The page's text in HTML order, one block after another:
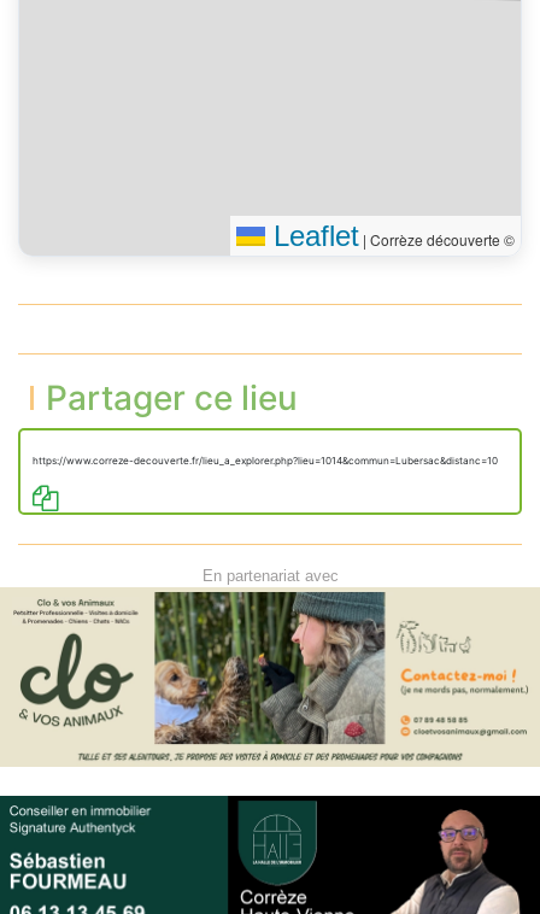
Leaflet | Corrèze découverte ©
Partager ce lieu
https://www.correze-decouverte.fr/lieu_a_explorer.php?lieu=1014&commun=Lubersac&distanc=10
En partenariat avec